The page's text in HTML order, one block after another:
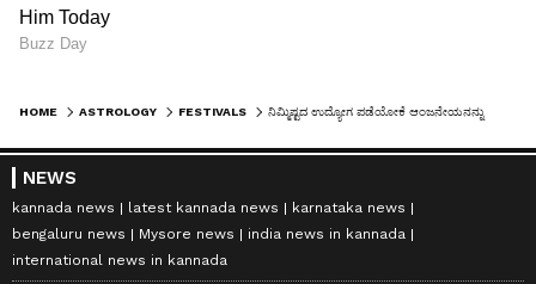
HOME ASTROLOGY FESTIVALS
NEWS
kannada news latest kannada news
karnataka news
bengaluru news
Mysore news
india news in kannada
international news in kannada